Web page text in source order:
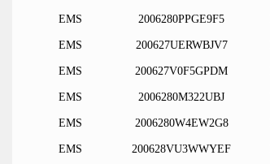
EMS 2006280PPGE9F5
EMS 200627UERWBJV7
EMS 200627V0F5GPDM
EMS 2006280M322UBJ
EMS 2006280W4EW2G8
EMS 200628VU3WWYEF